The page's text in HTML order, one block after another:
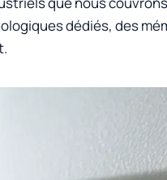
dédiés, des